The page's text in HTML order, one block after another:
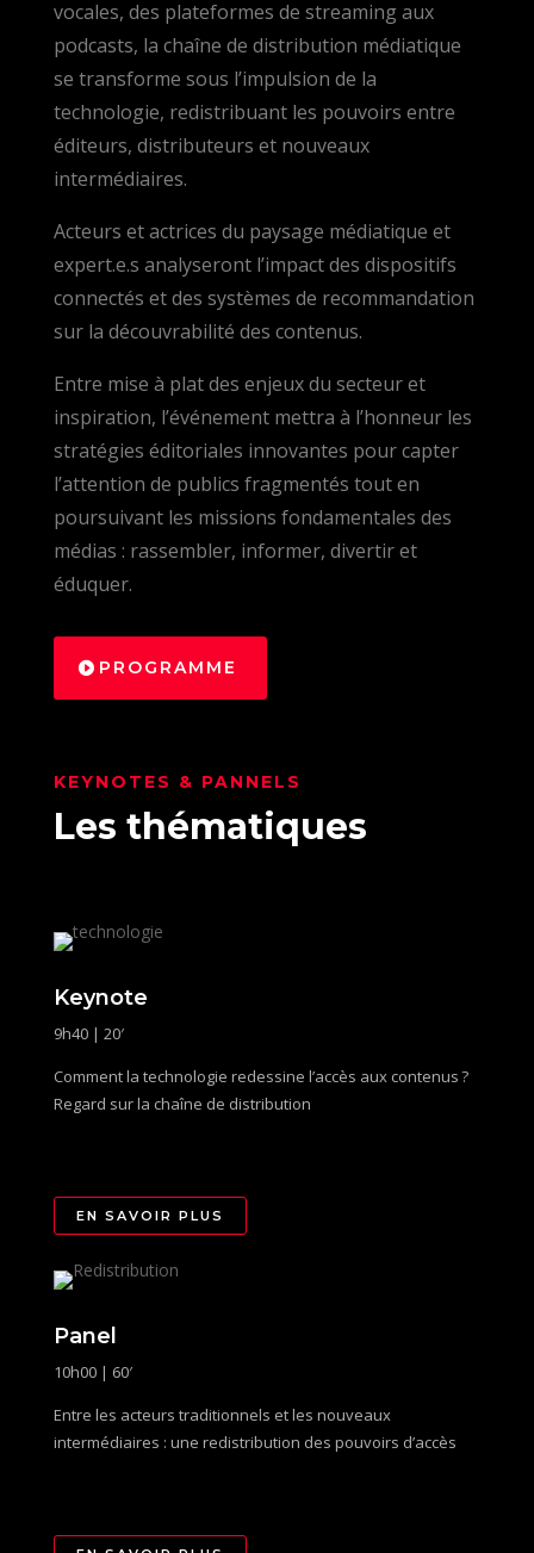
vocales, des plateformes de streaming aux
podcasts, la chaîne de distribution médiatique
se transforme sous l’impulsion de la
technologie, redistribuant les pouvoirs entre
éditeurs, distributeurs et nouveaux
intermédiaires.
Acteurs et actrices du paysage médiatique et
expert.e.s analyseront l’impact des dispositifs
connectés et des systèmes de recommandation
sur la découvrabilité des contenus.
Entre mise à plat des enjeux du secteur et
inspiration, l’événement mettra à l’honneur les
stratégies éditoriales innovantes pour capter
l’attention de publics fragmentés tout en
poursuivant les missions fondamentales des
médias : rassembler, informer, divertir et
éduquer.
PROGRAMME
KEYNOTES & PANNELS
Les thématiques
Keynote
9h40 | 20′
Comment la technologie redessine l’accès aux contenus ?
Regard sur la chaîne de distribution
EN SAVOIR PLUS
Panel
10h00 | 60′
Entre les acteurs traditionnels et les nouveaux
intermédiaires : une redistribution des pouvoirs d’accès